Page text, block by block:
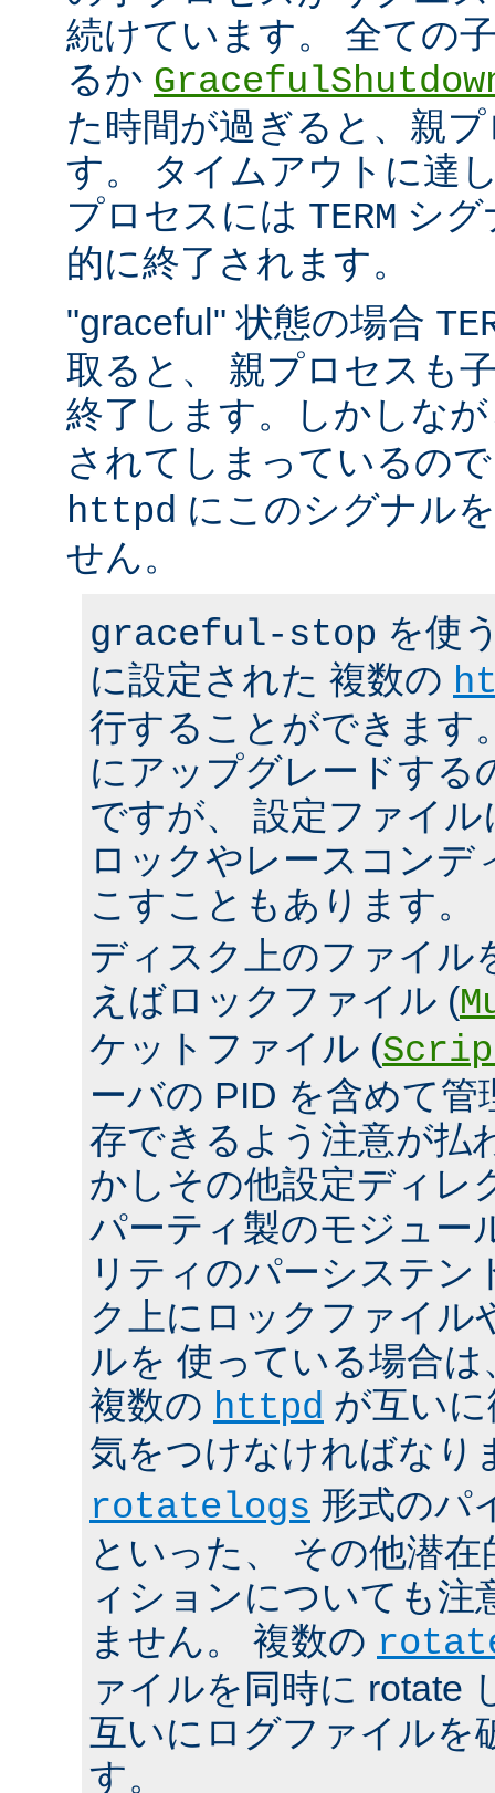
続けています。 全ての
るか
た時間が過ぎると、親
す。 タイムアウトに達
プロセスには TERM シ
的に終了されます。
"graceful" 状態の場合
取ると、 親プロセスも
終了します。しかしな
されてしまっているの
httpd にこのシグナル
せん。
graceful-stop を使
に設定された 複数の
行することができます
にアップグレードする
ですが、 設定ファイ
ロックやレースコンデ
こすこともあります。
ディスク上のファイル
えばロックファイル (
ケットファイル (
ーバの PID を含めて
存できるよう注意が払
かしその他設定ディレ
パーティ製のモジュー
リティのパーシステン
ク上にロックファイル
ルを 使っている場合
複数の httpd が互い
気をつけなければなり
rotatelogs 形式のパ
といった、 その他潜
ィションについても注
ません。 複数の
ァイルを同時に rotate
互いにログファイルを
す。